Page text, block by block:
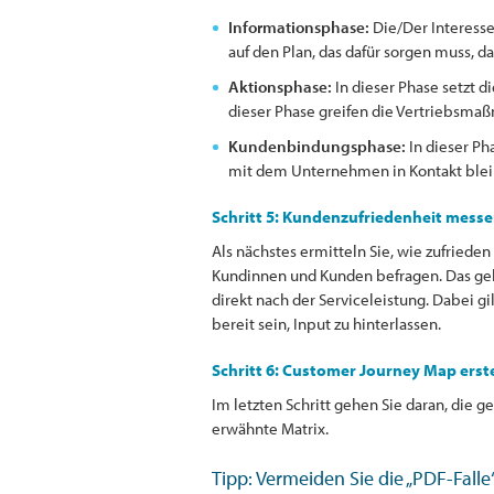
Informationsphase: Die/Der
auf den Plan, das dafür sorgen muss,
Aktionsphase: In dieser Phase setzt
dieser Phase greifen die
Kundenbindungsphase: In dieser
mit dem Unternehmen in Kontakt
Schritt 5: Kundenzufriedenheit
Als nächstes ermitteln Sie, wie
Kundinnen und Kunden befragen. Das
direkt nach der Serviceleistung. Dabei
bereit sein, Input zu hinterlassen.
Schritt 6: Customer Journey Map
Im letzten Schritt gehen Sie daran, die
erwähnte Matrix.
Tipp: Vermeiden Sie die „PDF-